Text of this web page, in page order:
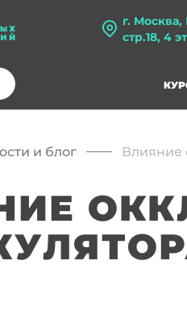
г.
стр.18, 4
и блог Влияние